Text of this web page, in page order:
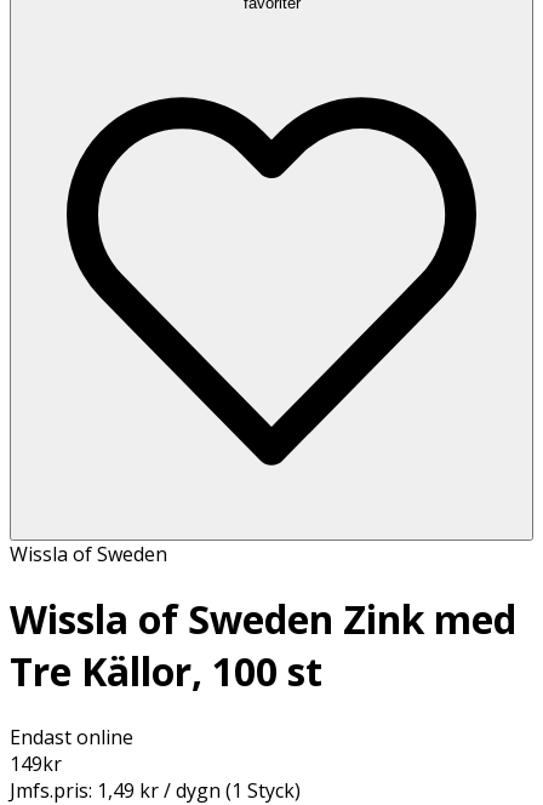
Wissla of Sweden
Wissla of Sweden Zink med
Tre Källor, 100 st
Endast online
149kr
Jmfs.pris: 1,49 kr / dygn (1 Styck)